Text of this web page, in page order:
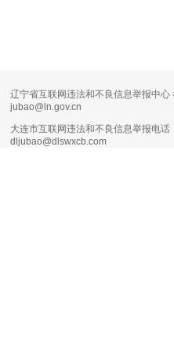
辽宁省互联网违法和不良信息举报中
jubao@ln.gov.cn
大连市互联网违法和不良信息举报电
dljubao@dlswxcb.com